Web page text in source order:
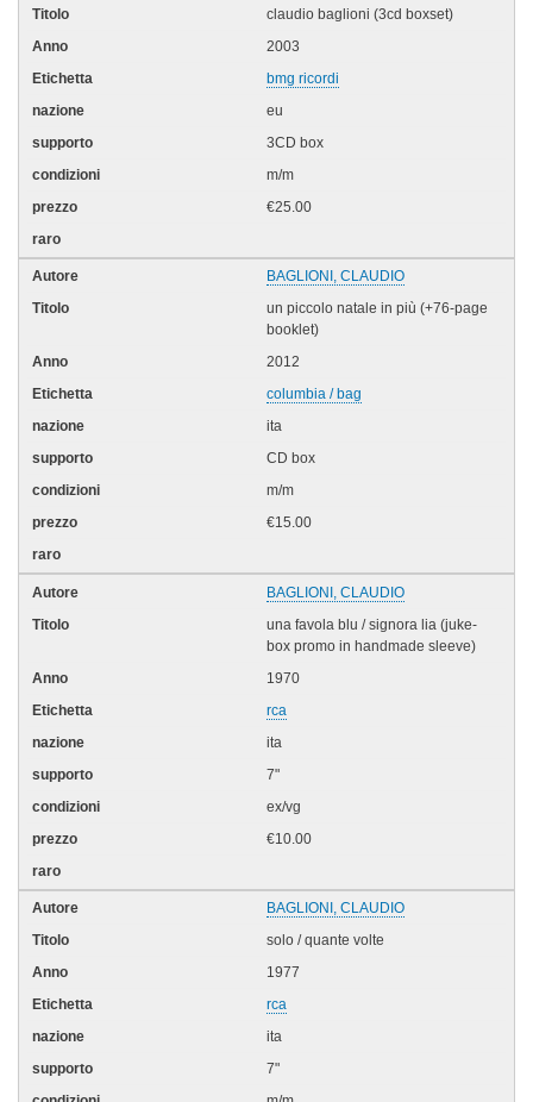
claudio baglioni (3cd boxset)
2003
bmg ricordi
eu
3CD box
m/m
€25.00
BAGLIONI, CLAUDIO
un piccolo natale in più (+76-page
booklet)
2012
columbia / bag
ita
CD box
m/m
€15.00
BAGLIONI, CLAUDIO
una favola blu / signora lia (juke-
box promo in handmade sleeve)
1970
rca
ita
7"
ex/vg
€10.00
BAGLIONI, CLAUDIO
solo / quante volte
1977
rca
ita
7"